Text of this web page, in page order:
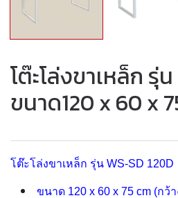
โต๊ะโล่งขาเหล็ก รุ่
ขนาด120 x 60 x
โต๊ะโล่งขาเหล็ก รุ่น WS-SD 120D
ขนาด 120 x 60 x 75 cm (กว้า